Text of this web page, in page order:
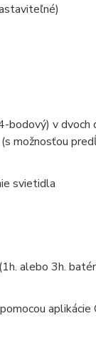
bodový) v dvoch
možnosťou
svietidla
alebo 3h.